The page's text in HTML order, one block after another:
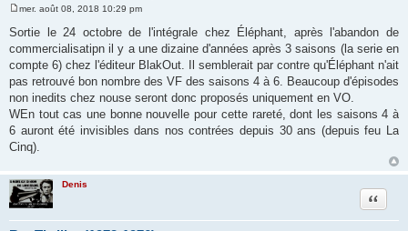
e
s
s
a
g
e
mer. août 08, 2018 10:29 pm
Sortie le 24 octobre de l'intégrale chez Éléphant, après l'abandon de
commercialisatipn il y a une dizaine d'années après 3 saisons (la serie en
compte 6) chez l'éditeur BlakOut. Il semblerait par contre qu'Éléphant n'ait
pas retrouvé bon nombre des VF des saisons 4 à 6. Beaucoup d'épisodes
non inedits chez nouse seront donc proposés uniquement en VO.
WEn tout cas une bonne nouvelle pour cette rareté, dont les saisons 4 à
6 auront été invisibles dans nos contrées depuis 30 ans (depuis feu La
Cinq).
Denis
Citation